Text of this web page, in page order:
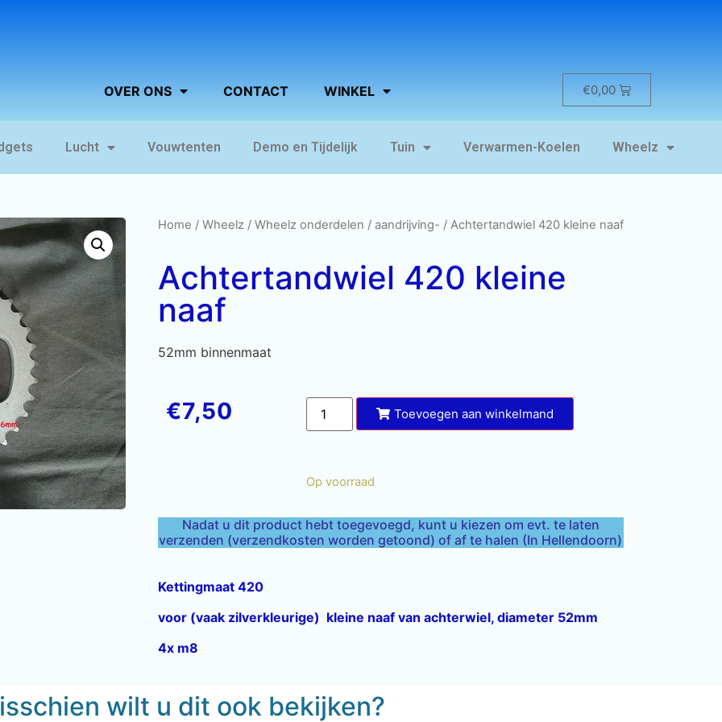
OVER ONS CONTACT WINKEL €0,00
Lucht Vouwtenten Demo en Tijdelijk Tuin Verwarmen-Koelen Wheelz
Home / Wheelz/ Wheelz onderdelen / aandrijving- / Achtertandwiel 420 kleine naaf
Achtertandwiel 420 kleine
naaf
52mm binnenmaat
€7,50 Toevoegen aan winkelmand
Op voorraad
Nadat u dit product hebt toegevoegd, kunt u kiezen om evt. te laten
verzenden (verzendkosten worden getoond) of af te halen (In Hellendoorn)
Kettingmaat 420
voor (vaak zilverkleurige) kleine naaf van achterwiel, diameter 52mm
4x m8
wilt u dit ook bekijken?